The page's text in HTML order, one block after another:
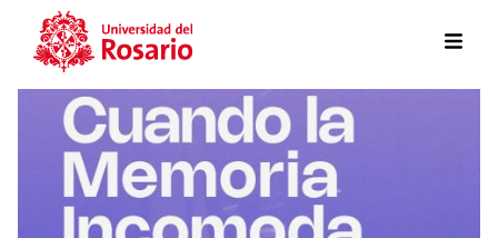
Skip to main content